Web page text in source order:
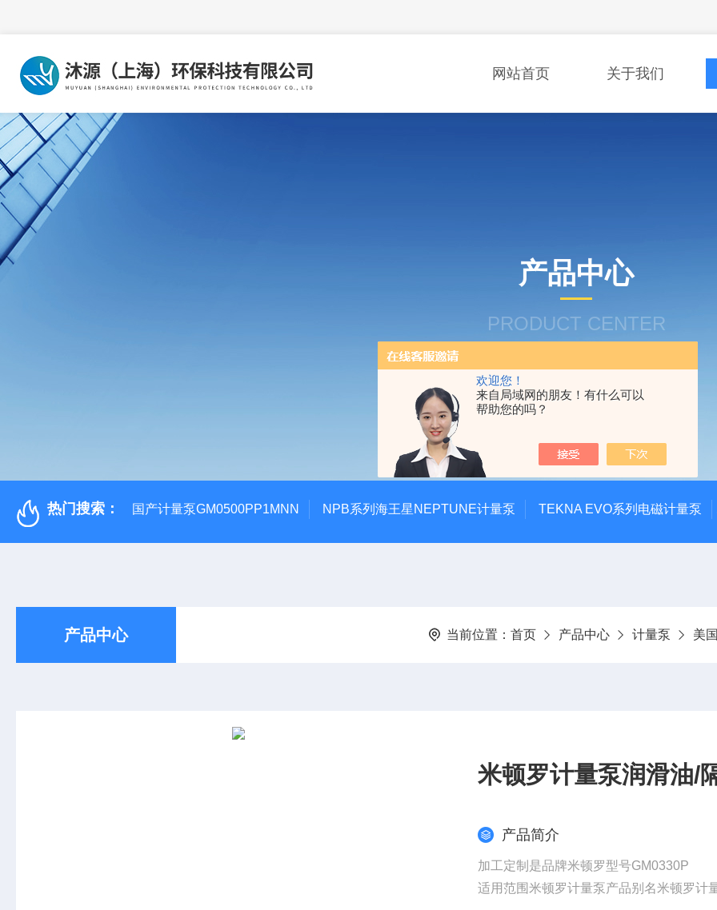
欢迎您！
来自局域网的朋友！有什么可以
帮助您的吗？
网站首页 关于我们
产品中心
PRODUCT CENTER
热门搜索： 国产计量泵GM0500PP1MNN NPB系列海王星NEPTUNE计量泵 TEKNA EVO系列电磁计量泵
产品中心 当前位置： 首页 产品中心 计量泵 美
米顿罗计量泵润滑油/
产品简介
加工定制是品牌米顿罗型号GM0330P
适用范围米顿罗计量泵产品别名米顿罗计